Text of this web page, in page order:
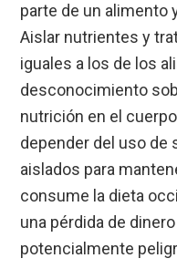
parte de un alimento
Aislar nutrientes y
iguales a los de los
desconocimiento
nutrición en el
depender del uso
aislados para
consume la dieta
una pérdida de
potencialmente